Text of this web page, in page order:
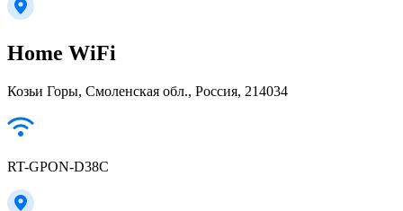
Home WiFi
Козьи Горы, Смоленская обл., Россия, 214034
RT-GPON-D38C